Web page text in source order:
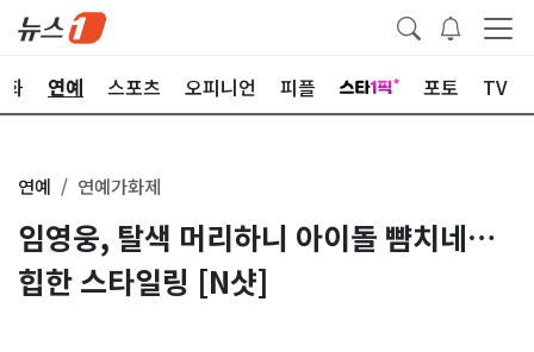
화 연예 스포츠 오피니언 피플 포토 TV
연예 연예가화제
임영웅, 탈색 머리하니 아이돌 뺨치네…
힙한 스타일링 [N샷]